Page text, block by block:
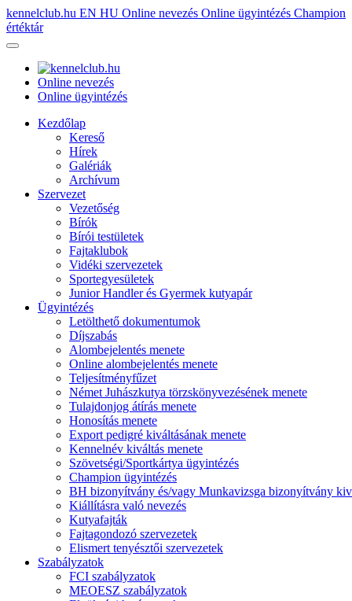
kennelclub.hu EN HU Online nevezés Online ügyintézés Champion
értéktár
Online nevezés
Online ügyintézés
Kezdőlap
Kereső
Hírek
Galériák
Archívum
Szervezet
Vezetőség
Bírók
Bírói testületek
Fajtaklubok
Vidéki szervezetek
Sportegyesületek
Junior Handler és Gyermek kutyapár
Ügyintézés
Letölthető dokumentumok
Díjszabás
Alombejelentés menete
Online alombejelentés menete
Teljesítményfűzet
Német Juhászkutya törzskönyvezésének menete
Tulajdonjog átírás menete
Honosítás menete
Export pedigré kiváltásának menete
Kennelnév kiváltás menete
Szövetségi/Sportkártya ügyintézés
Champion ügyintézés
BH bizonyítvány és/vagy Munkavizsga bizonyítvány
Kiállításra való nevezés
Kutyafajták
Fajtagondozó szervezetek
Elismert tenyésztői szervezetek
Szabályzatok
FCI szabályzatok
MEOESZ szabályzatok